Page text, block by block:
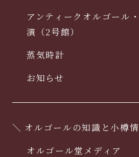
アンティークオルゴール
演（2号館）
蒸気時計
お知らせ
＼ オルゴールの知識と小樽
オルゴール堂メディア